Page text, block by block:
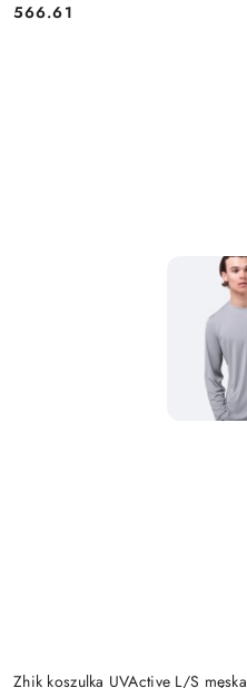
Cena:
566.61
Zhik koszulka UVActive L/S męska